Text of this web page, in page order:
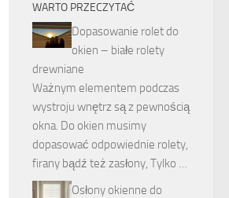
WARTO PRZECZYTAĆ
Dopasowanie rolet do
okien – białe rolety
drewniane
Ważnym elementem podczas
wystroju wnętrz są z pewnością
okna. Do okien musimy
dopasować odpowiednie rolety,
firany bądź też zasłony, Tylko …
Osłony okienne do